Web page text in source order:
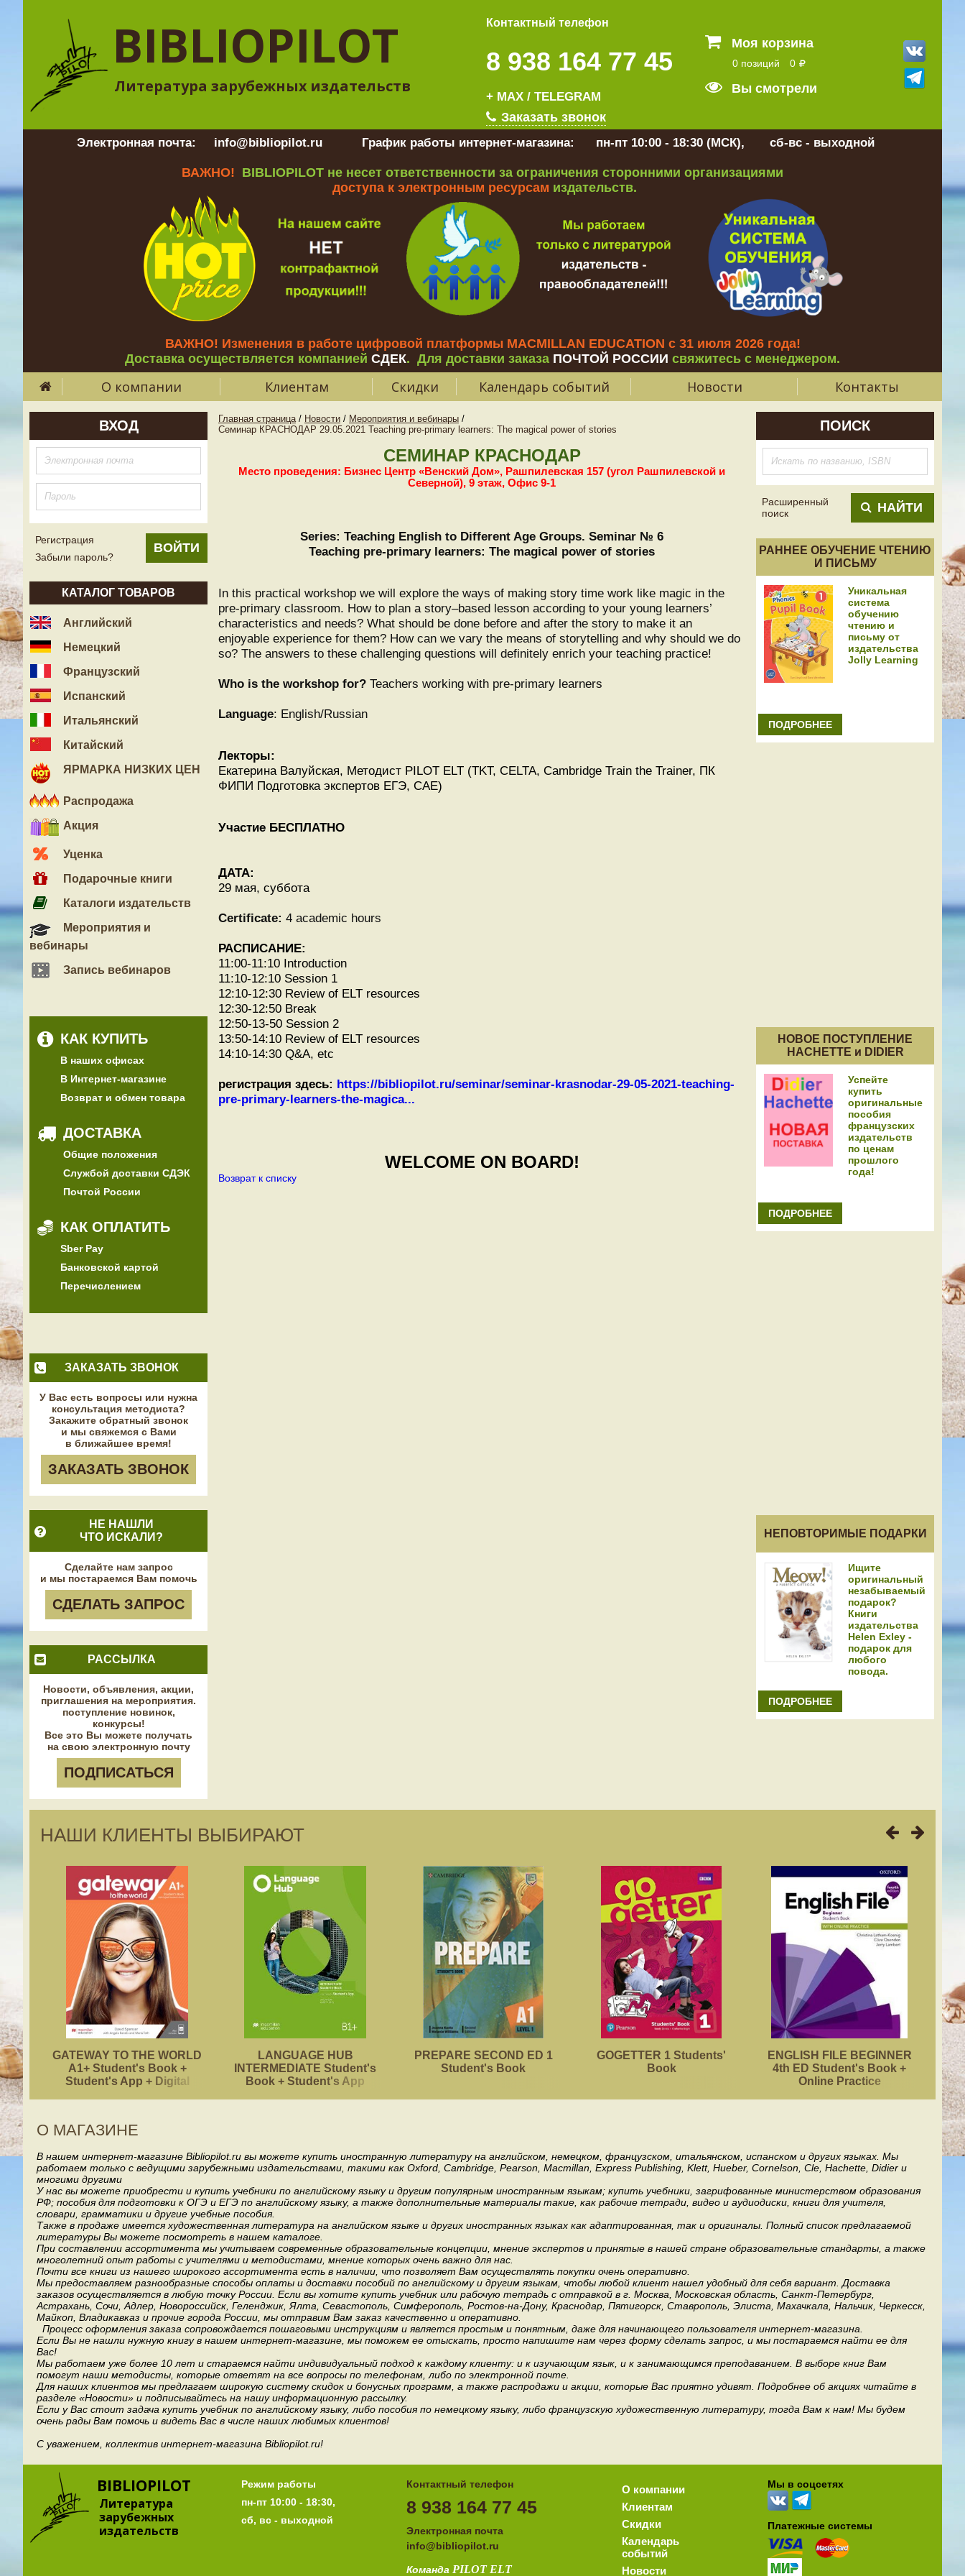
BIBLIOPILOT
Литература зарубежных издательств
Контактный телефон
8 938 164 77 45
+ MAX / TELEGRAM
Заказать звонок
Моя корзина
0 позиций 0
Вы смотрели
Электронная почта: info@bibliopilot.ru График работы интернет-магазина: пн-пт 10:00 - 18:30 (МСК), сб-вс - выходной
ВАЖНО! BIBLIOPILOT не несет ответственности за ограничения сторонними организациями
доступа к электронным ресурсам издательств.
ВАЖНО! Изменения в работе цифровой платформы MACMILLAN EDUCATION с 31 июля 2026 года!
Доставка осуществляется компанией СДЕК. Для доставки заказа ПОЧТОЙ РОССИИ свяжитесь с менеджером.
О компании Клиентам Скидки Календарь событий Новости Контакты
ВХОД
Регистрация
Забыли пароль?
КАТАЛОГ ТОВАРОВ
Английский
Немецкий
Французский
Испанский
Итальянский
Китайский
ЯРМАРКА НИЗКИХ ЦЕН
Распродажа
Акция
Уценка
Подарочные книги
Каталоги издательств
Мероприятия и
вебинары
Запись вебинаров
КАК КУПИТЬ
В наших офисах
В Интернет-магазине
Возврат и обмен товара
ДОСТАВКА
Общие положения
Службой доставки СДЭК
Почтой России
КАК ОПЛАТИТЬ
Sber Pay
Банковской картой
Перечислением
ЗАКАЗАТЬ ЗВОНОК
У Вас есть вопросы или нужна
консультация методиста?
Закажите обратный звонок
и мы свяжемся с Вами
в ближайшее время!
ЗАКАЗАТЬ ЗВОНОК
НЕ НАШЛИ
ЧТО ИСКАЛИ?
Сделайте нам запрос
и мы постараемся Вам помочь
СДЕЛАТЬ ЗАПРОС
РАССЫЛКА
Новости, объявления, акции,
приглашения на мероприятия.
поступление новинок,
конкурсы!
Все это Вы можете получать
на свою электронную почту
ПОДПИСАТЬСЯ
Главная страница / Новости / Мероприятия и вебинары /
Семинар КРАСНОДАР 29.05.2021 Teaching pre-primary learners: The magical power of stories
СЕМИНАР КРАСНОДАР
Место проведения: Бизнес Центр «Венский Дом», Рашпилевская 157 (угол Рашпилевской и
Северной), 9 этаж, Офис 9-1
Series: Teaching English to Different Age Groups. Seminar № 6
Teaching pre-primary learners: The magical power of stories
In this practical workshop we will explore the ways of making story time work like magic in the
pre-primary classroom. How to plan a story–based lesson according to your young learners’
characteristics and needs? What should be done before and after the story to make it an
enjoyable experience for them? How can we vary the means of storytelling and why should we do
so? The answers to these challenging questions will definitely enrich your teaching practice!
Who is the workshop for? Teachers working with pre-primary learners
Language: English/Russian
Лекторы:
Екатерина Валуйская, Методист PILOT ELT (TKT, CELTA, Cambridge Train the Trainer, ПК
ФИПИ Подготовка экспертов ЕГЭ, CAE)
Участие БЕСПЛАТНО
ДАТА:
29 мая, суббота
Сertificate: 4 academic hours
РАСПИСАНИЕ:
11:00-11:10 Introduction
11:10-12:10 Session 1
12:10-12:30 Review of ELT resources
12:30-12:50 Break
12:50-13-50 Session 2
13:50-14:10 Review of ELT resources
14:10-14:30 Q&A, etc
регистрация здесь: https://bibliopilot.ru/seminar/seminar-krasnodar-29-05-2021-teaching-
pre-primary-learners-the-magica...
WELCOME ON BOARD!
Возврат к списку
ПОИСК
Расширенный
поиск
НАЙТИ
РАННЕЕ ОБУЧЕНИЕ ЧТЕНИЮ
И ПИСЬМУ
Уникальная
система
обучению
чтению и
письму от
издательства
Jolly Learning
ПОДРОБНЕЕ
НОВОЕ ПОСТУПЛЕНИЕ
HACHETTE и DIDIER
Успейте
купить
оригинальные
пособия
французских
издательств
по ценам
прошлого
года!
ПОДРОБНЕЕ
НЕПОВТОРИМЫЕ ПОДАРКИ
Ищите
оригинальный
незабываемый
подарок?
Книги
издательства
Helen Exley -
подарок для
любого
повода.
ПОДРОБНЕЕ
НАШИ КЛИЕНТЫ ВЫБИРАЮТ
GATEWAY TO THE WORLD
A1+ Student's Book +
Student's App + Digital
LANGUAGE HUB
INTERMEDIATE Student's
Book + Student's App
PREPARE SECOND ED 1
Student's Book
GOGETTER 1 Students'
Book
ENGLISH FILE BEGINNER
4th ED Student's Book +
Online Practice
О МАГАЗИНЕ
В нашем интернет-магазине Bibliopilot.ru вы можете купить иностранную литературу на английском, немецком, французском, итальянском, испанском и других языках. Мы
работаем только с ведущими зарубежными издательствами, такими как Oxford, Cambridge, Pearson, Macmillan, Express Publishing, Klett, Hueber, Cornelson, Cle, Hachette, Didier и
многими другими
У нас вы можете приобрести и купить учебники по английскому языку и другим популярным иностранным языкам; купить учебники, загрифованные министерством образования
РФ; пособия для подготовки к ОГЭ и ЕГЭ по английскому языку, а также дополнительные материалы такие, как рабочие тетради, видео и аудиодиски, книги для учителя,
словари, грамматики и другие учебные пособия.
Также в продаже имеется художественная литература на английском языке и других иностранных языках как адаптированная, так и оригиналы. Полный список предлагаемой
литературы Вы можете посмотреть в нашем каталоге.
При составлении ассортимента мы учитываем современные образовательные концепции, мнение экспертов и принятые в нашей стране образовательные стандарты, а также
многолетний опыт работы с учителями и методистами, мнение которых очень важно для нас.
Почти все книги из нашего широкого ассортимента есть в наличии, что позволяет Вам осуществлять покупки очень оперативно.
Мы предоставляем разнообразные способы оплаты и доставки пособий по английскому и другим языкам, чтобы любой клиент нашел удобный для себя вариант. Доставка
заказов осуществляется в любую точку России. Если вы хотите купить учебник или рабочую тетрадь с отправкой в г. Москва, Московская область, Санкт-Петербург,
Астрахань, Сочи, Адлер, Новороссийск, Геленджик, Ялта, Севастополь, Симферополь, Ростов-на-Дону, Краснодар, Пятигорск, Ставрополь, Элиста, Махачкала, Нальчик, Черкесск,
Майкоп, Владикавказ и прочие города России, мы отправим Вам заказ качественно и оперативно.
Процесс оформления заказа сопровождается пошаговыми инструкциям и является простым и понятным, даже для начинающего пользователя интернет-магазина.
Если Вы не нашли нужную книгу в нашем интернет-магазине, мы поможем ее отыскать, просто напишите нам через форму сделать запрос, и мы постараемся найти ее для
Вас!
Мы работаем уже более 10 лет и стараемся найти индивидуальный подход к каждому клиенту: и к изучающим язык, и к занимающимся преподаванием. В выборе книг Вам
помогут наши методисты, которые ответят на все вопросы по телефонам, либо по электронной почте.
Для наших клиентов мы предлагаем широкую систему скидок и бонусных программ, а также распродажи и акции, которые Вас приятно удивят. Подробнее об акциях читайте в
разделе «Новости» и подписывайтесь на нашу информационную рассылку.
Если у Вас стоит задача купить учебник по английскому языку, либо пособия по немецкому языку, либо французскую художественную литературу, тогда Вам к нам! Мы будем
очень рады Вам помочь и видеть Вас в числе наших любимых клиентов!
С уважением, коллектив интернет-магазина Bibliopilot.ru!
BIBLIOPILOT
Литература
зарубежных
издательств
Режим работы
пн-пт 10:00 - 18:30,
сб, вс - выходной
Контактный телефон
8 938 164 77 45
Электронная почта
info@bibliopilot.ru
Команда PILOT ELT
О компании
Клиентам
Скидки
Календарь
событий
Новости
Мы в соцсетях
Платежные системы